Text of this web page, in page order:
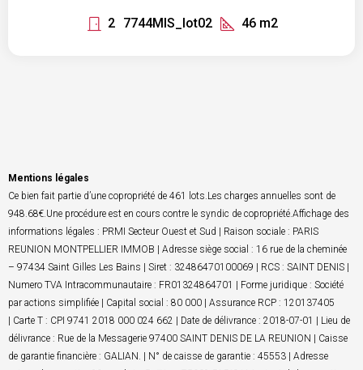
2 7744MIS_lot02 46 m2
Mentions légales
Ce bien fait partie d’une copropriété de 461 lots.Les charges annuelles sont de
948.68€.Une procédure est en cours contre le syndic de copropriété.Affichage des
informations légales : PRMI Secteur Ouest et Sud | Raison sociale : PARIS
REUNION MONTPELLIER IMMOB | Adresse siège social : 16 rue de la cheminée
– 97434 Saint Gilles Les Bains | Siret : 32486470100069 | RCS : SAINT DENIS |
Numero TVA Intracommunautaire : FR01324864701 | Forme juridique : Société
par actions simplifiée | Capital social : 80 000 | Assurance RCP : 120137405
| Carte T : CPI 9741 2018 000 024 662 | Date de délivrance : 2018-07-01 | Lieu de
délivrance : Rue de la Messagerie 97400 SAINT DENIS DE LA REUNION | Caisse
de garantie financière : GALIAN. | N° de caisse de garantie : 45553 | Adresse